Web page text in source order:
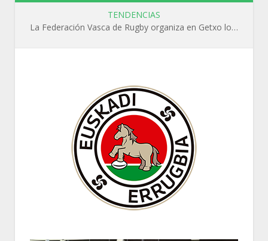
TENDENCIAS
La Federación Vasca de Rugby organiza en Getxo los cursos WR L1, WR L2 y N1 durante el mes de septiembre